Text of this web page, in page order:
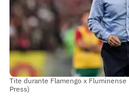
Tite durante Flamengo x
Press)